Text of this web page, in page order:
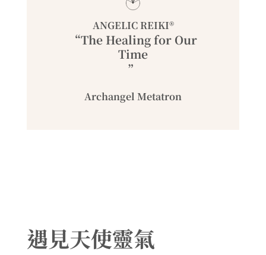
ANGELIC REIKI®
“The Healing for Our
Time
”
Archangel Metatron
遇見天使靈氣